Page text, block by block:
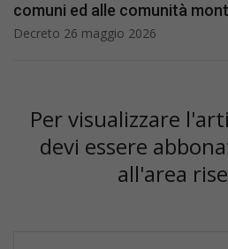
comuni ed alle comunità
Decreto 26 maggio 2026
Per visualizzare
devi essere
all'area